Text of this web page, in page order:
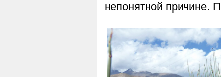
непонятной причине.